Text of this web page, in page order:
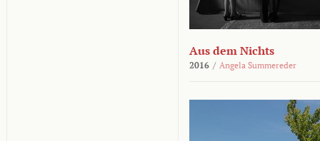
Aus dem Nichts
2016 / Angela Summereder